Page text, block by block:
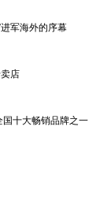
军海外的序幕
店
十大畅销品牌之一